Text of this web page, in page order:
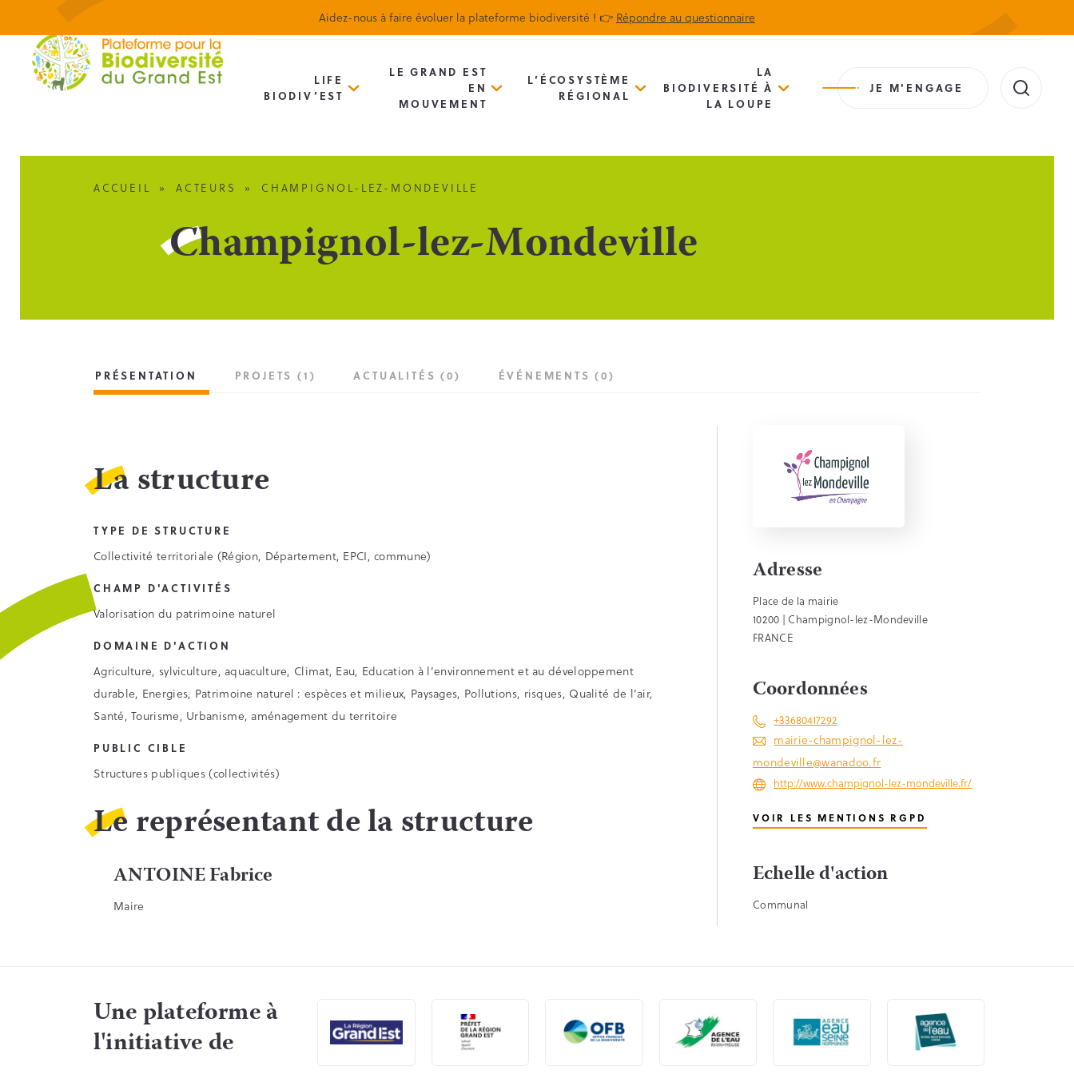
Aidez-nous à faire évoluer la plateforme biodiversité ! 👉 Répondre au questionnaire
Biodiv’Map Newsletter Actualités
LIFE
BIODIV’EST
LE GRAND EST
EN
MOUVEMENT
L’ÉCOSYSTÈME
RÉGIONAL
LA
BIODIVERSITÉ À
LA LOUPE
JE M'ENGAGE
ACCUEIL » ACTEURS » CHAMPIGNOL-LEZ-MONDEVILLE
Champignol-lez-Mondeville
PRÉSENTATION PROJETS (1) ACTUALITÉS (0) ÉVÉNEMENTS (0)
La structure
TYPE DE STRUCTURE
Collectivité territoriale (Région, Département, EPCI, commune)
CHAMP D'ACTIVITÉS
Valorisation du patrimoine naturel
DOMAINE D'ACTION
Agriculture, sylviculture, aquaculture, Climat, Eau, Education à l’environnement et au développement
durable, Energies, Patrimoine naturel : espèces et milieux, Paysages, Pollutions, risques, Qualité de l’air,
Santé, Tourisme, Urbanisme, aménagement du territoire
PUBLIC CIBLE
Structures publiques (collectivités)
Le représentant de la structure
ANTOINE Fabrice
Maire
Adresse
Place de la mairie
10200 | Champignol-lez-Mondeville
FRANCE
Coordonnées
+33680417292
mairie-champignol-lez-
mondeville@wanadoo.fr
http://www.champignol-lez-mondeville.fr/
VOIR LES MENTIONS RGPD
Echelle d'action
Communal
Une plateforme à
l'initiative de